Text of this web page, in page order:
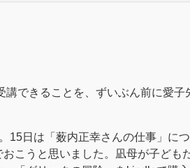
できることを、ずいぶん前に愛子
15日は「薮内正幸さんの仕事」に
こうと思いました。凪母が子ども